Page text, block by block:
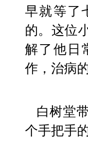
早就等了
的。这位
解了他日
作，治病
个手把手